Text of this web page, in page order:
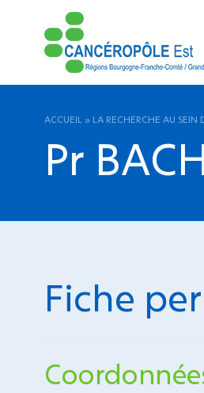
ACCUEIL » LA RECHERCHE AU SEIN
Pr
Fiche